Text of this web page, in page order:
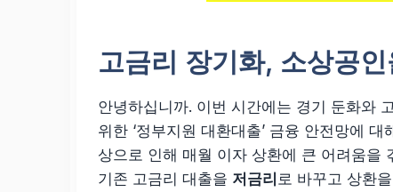
고금리 장기화, 소상공
안녕하십니까. 이번 시간에는 경기 둔화와
위한 ‘정부지원 대환대출’ 금융 안전망에
상으로 인해 매월 이자 상환에 큰 어려움을
기존 고금리 대출을 저금리 로 바꾸고 상환